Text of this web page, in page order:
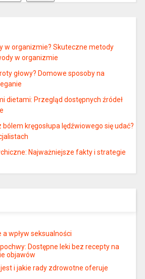
w organizmie? Skuteczne metody
w organizmie
głowy? Domowe sposoby na
dietami: Przegląd dostępnych źródeł
kręgosłupa lędźwiowego się udać?
Najważniejsze fakty i strategie
wpływ seksualności
Dostępne leki bez recepty na
objawów
jest i jakie rady zdrowotne oferuje